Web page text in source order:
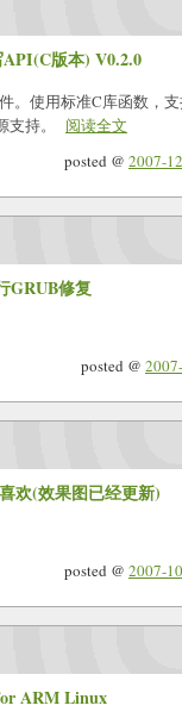
版本) V0.2.0
使用标准C库函数，支
支持。 阅读全文
posted @ 2007-
GRUB修复
posted @
欢(效果图已经更新)
posted @ 2007-
ARM Linux